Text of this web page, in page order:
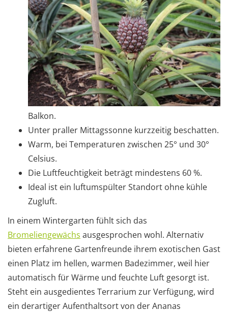
Balkon.
Unter praller Mittagssonne kurzzeitig beschatten.
Warm, bei Temperaturen zwischen 25° und 30°
Celsius.
Die Luftfeuchtigkeit beträgt mindestens 60 %.
Ideal ist ein luftumspülter Standort ohne kühle
Zugluft.
In einem Wintergarten fühlt sich das
Bromeliengewächs ausgesprochen wohl. Alternativ
bieten erfahrene Gartenfreunde ihrem exotischen Gast
einen Platz im hellen, warmen Badezimmer, weil hier
automatisch für Wärme und feuchte Luft gesorgt ist.
Steht ein ausgedientes Terrarium zur Verfügung, wird
ein derartiger Aufenthaltsort von der Ananas